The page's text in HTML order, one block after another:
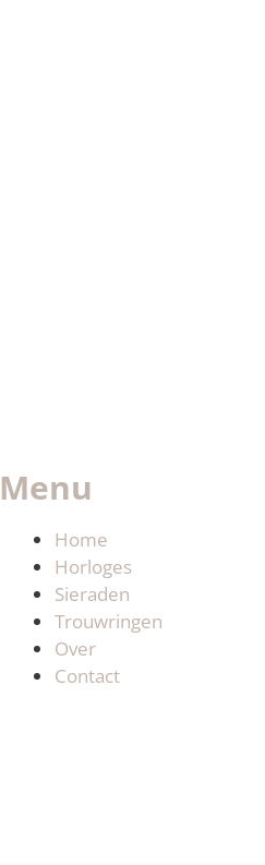
Menu
Home
Horloges
Sieraden
Trouwringen
Over
Contact